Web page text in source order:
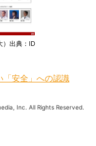
）出典：ID
「安全」への認識
Inc. All Rights Reserved.